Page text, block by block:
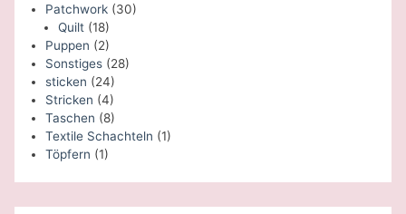
Patchwork(30)
Quilt(18)
Puppen (2)
Sonstiges(28)
sticken (24)
Stricken (4)
Taschen (8)
Textile Schachteln (1)
Töpfern (1)